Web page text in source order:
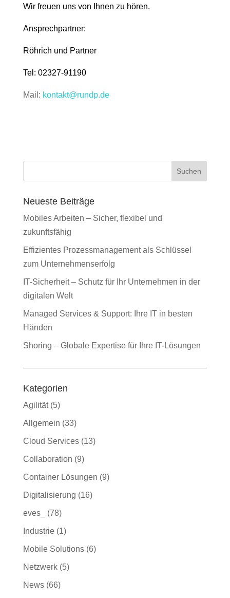
Wir freuen uns von Ihnen zu hören.
Ansprechpartner:
Röhrich und Partner
Tel: 02327-91190
Mail: kontakt@rundp.de
Suchen
Neueste Beiträge
Mobiles Arbeiten – Sicher, flexibel und
zukunftsfähig
Effizientes Prozessmanagement als Schlüssel
zum Unternehmenserfolg
IT-Sicherheit – Schutz für Ihr Unternehmen in der
digitalen Welt
Managed Services & Support: Ihre IT in besten
Händen
Shoring – Globale Expertise für Ihre IT-Lösungen
Kategorien
Agilität(5)
Allgemein (33)
Cloud Services(13)
Collaboration (9)
Container Lösungen (9)
Digitalisierung (16)
eves_ (78)
Industrie(1)
Mobile Solutions(6)
Netzwerk(5)
News(66)